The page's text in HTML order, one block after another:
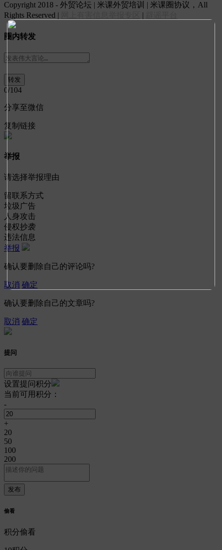
Copyright 2018 - 外贸论坛 | 米课外贸培训 | 米课圈协议，All
Rights Reserved |
|
圈内转发
0/104
分享至微信
复制链接
举报
请选择举报理由
留联系方式
垃圾广告
人身攻击
侵权抄袭
违法信息
举报
确认要删除自己的评论吗?
取消 确定
确认要删除自己的文章吗?
取消 确定
提问
设置提问积分
当前可用积分：
-
+
20
50
100
200
偷看
积分偷看